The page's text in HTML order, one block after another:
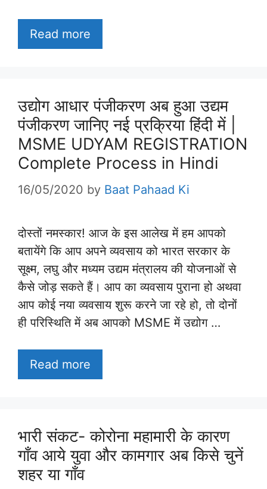
Read more
उद्योग आधार पंजीकरण अब हुआ उद्यम
पंजीकरण जानिए नई प्रक्रिया हिंदी में |
MSME UDYAM REGISTRATION
Complete Process in Hindi
16/05/2020 by Baat Pahaad Ki
दोस्तों नमस्कार! आज के इस आलेख में हम आपको
बतायेंगे कि आप अपने व्यवसाय को भारत सरकार के
सूक्ष्म, लघु और मध्यम उद्यम मंत्रालय की योजनाओं से
कैसे जोड़ सकते हैं। आप का व्यवसाय पुराना हो अथवा
आप कोई नया व्यवसाय शुरू करने जा रहे हो, तो दोनों
ही परिस्थिति में अब आपको MSME में उद्योग …
Read more
भारी संकट- कोरोना महामारी के कारण
गाँव आये युवा और कामगार अब किसे चुनें
शहर या गाँव